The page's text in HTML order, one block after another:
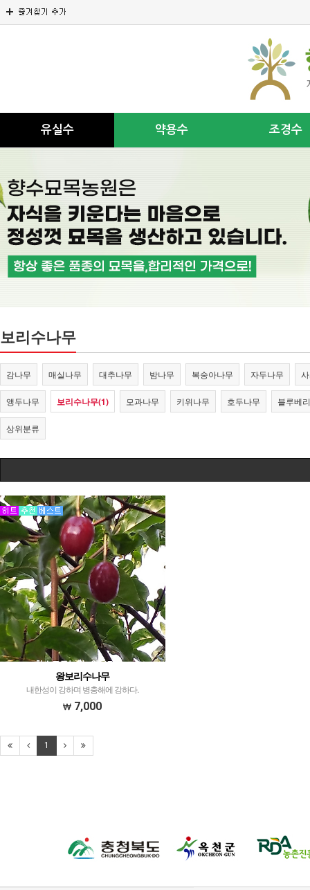
유실수 약용수 조경수
보리수나무
감나무 매실나무 대추나무 밤나무 복숭아나무 자두나무
앵두나무 보리수나무(1) 모과나무 키위나무 호두나무 블루베리
상위분류
왕보리수나무
내한성이 강하며 병충해에 강하다.
7,000
1